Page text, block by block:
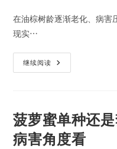
在油棕树龄逐渐老化、病害
现实…
继续阅读
菠萝蜜单种还
病害角度看